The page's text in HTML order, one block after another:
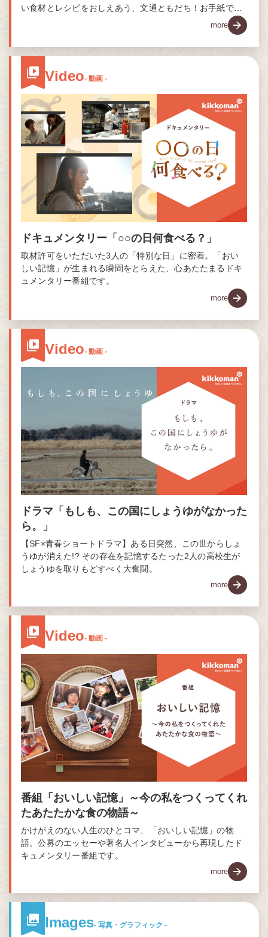
い食材とレシピをおしえあう、文通ともだち！お手紙で交
流を続け、ついに夢の初対面がかないました。熊本のおい
しい食材をつかったレシピもご紹介します。©2010熊本県
くまモン
more
Video- 動画 -
ドキュメンタリー「○○の日何食べる？」
取材許可をいただいた3人の「特別な日」に密着。「おい
しい記憶」が生まれる瞬間をとらえた、心あたたまるドキ
ュメンタリー番組です。
more
Video- 動画 -
ドラマ「もしも、この国にしょうゆがなかった
ら。」
【SF×青春ショートドラマ】ある日突然、この世からしょ
うゆが消えた!? その存在を記憶するたった2人の高校生が
しょうゆを取りもどすべく大奮闘。
more
Video- 動画 -
番組「おいしい記憶」～今の私をつくってくれ
たあたたかな食の物語～
かけがえのない人生のひとコマ、「おいしい記憶」の物
語。公募のエッセーや著名人インタビューから再現したド
キュメンタリー番組です。
more
Images- 写真・グラフィック -